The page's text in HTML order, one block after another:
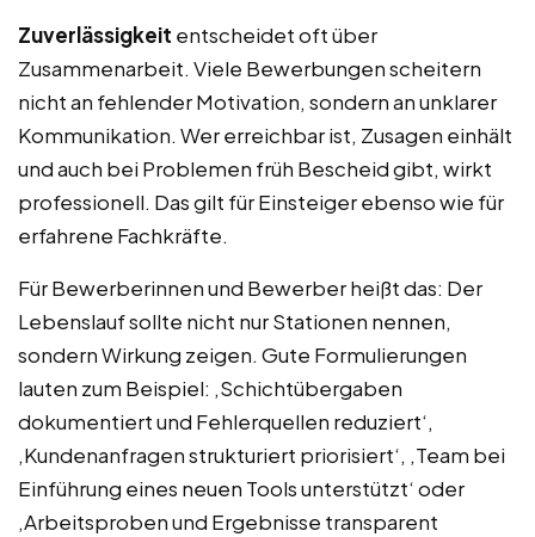
Zuverlässigkeit entscheidet oft über
Zusammenarbeit. Viele Bewerbungen scheitern
nicht an fehlender Motivation, sondern an unklarer
Kommunikation. Wer erreichbar ist, Zusagen einhält
und auch bei Problemen früh Bescheid gibt, wirkt
professionell. Das gilt für Einsteiger ebenso wie für
erfahrene Fachkräfte.
Für Bewerberinnen und Bewerber heißt das: Der
Lebenslauf sollte nicht nur Stationen nennen,
sondern Wirkung zeigen. Gute Formulierungen
lauten zum Beispiel: ‚Schichtübergaben
dokumentiert und Fehlerquellen reduziert‘,
‚Kundenanfragen strukturiert priorisiert‘, ‚Team bei
Einführung eines neuen Tools unterstützt‘ oder
‚Arbeitsproben und Ergebnisse transparent